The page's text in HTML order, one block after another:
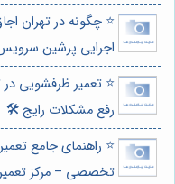
⭐️ چگونه در تهران
اجرایی پرشین
⭐️ تعمیر ظرفشویی
رفع مشکلات رایج 🛠️
⭐️ راهنمای جامع
تخصصی – مرکز